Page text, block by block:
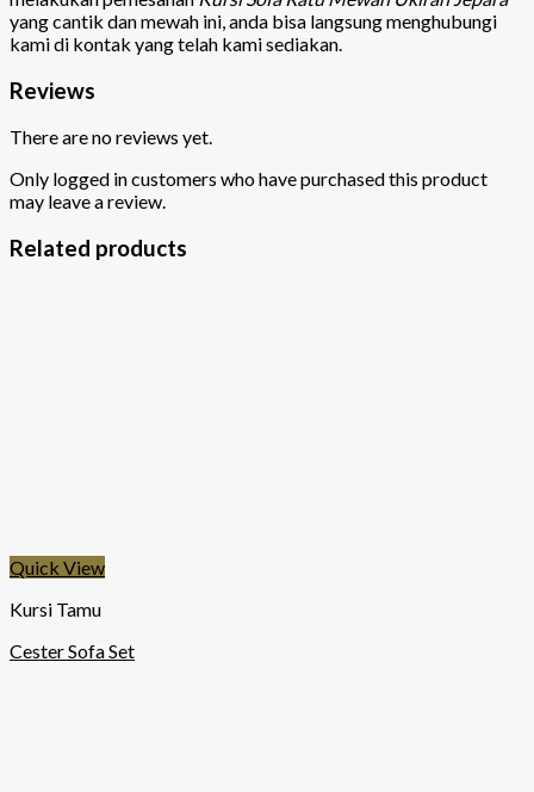
yang cantik dan mewah ini, anda bisa langsung menghubungi
kami di kontak yang telah kami sediakan.
Reviews
There are no reviews yet.
Only logged in customers who have purchased this product
may leave a review.
Related products
Quick View
Kursi Tamu
Cester Sofa Set